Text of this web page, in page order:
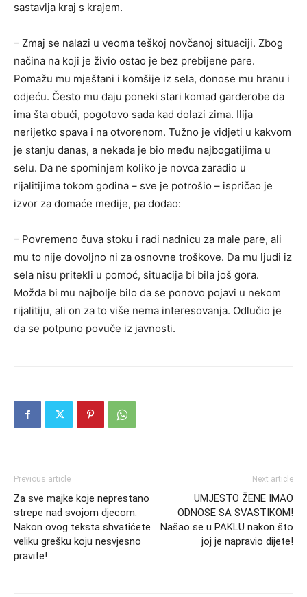
sastavlja kraj s krajem.
– Zmaj se nalazi u veoma teškoj novčanoj situaciji. Zbog
načina na koji je živio ostao je bez prebijene pare.
Pomažu mu mještani i komšije iz sela, donose mu hranu i
odjeću. Često mu daju poneki stari komad garderobe da
ima šta obući, pogotovo sada kad dolazi zima. Ilija
nerijetko spava i na otvorenom. Tužno je vidjeti u kakvom
je stanju danas, a nekada je bio među najbogatijima u
selu. Da ne spominjem koliko je novca zaradio u
rijalitijima tokom godina – sve je potrošio – ispričao je
izvor za domaće medije, pa dodao:
– Povremeno čuva stoku i radi nadnicu za male pare, ali
mu to nije dovoljno ni za osnovne troškove. Da mu ljudi iz
sela nisu pritekli u pomoć, situacija bi bila još gora.
Možda bi mu najbolje bilo da se ponovo pojavi u nekom
rijalitiju, ali on za to više nema interesovanja. Odlučio je
da se potpuno povuče iz javnosti.
Previous article
Za sve majke koje neprestano
strepe nad svojom djecom:
Nakon ovog teksta shvatićete
veliku grešku koju nesvjesno
pravite!
Next article
UMJESTO ŽENE IMAO
ODNOSE SA SVASTIKOM!
Našao se u PAKLU nakon što
joj je napravio dijete!